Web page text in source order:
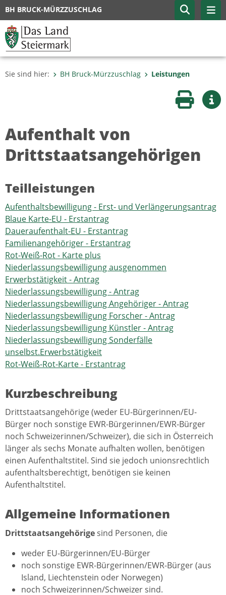
BH BRUCK-MÜRZZUSCHLAG
Sie sind hier: BH Bruck-Mürzzuschlag Leistungen
Seite
Aufenthalt von
Drittstaatsangehörigen
Teilleistungen
Aufenthaltsbewilligung - Erst- und Verlängerungsantrag
Blaue Karte-EU - Erstantrag
Daueraufenthalt-EU - Erstantrag
Familienangehöriger - Erstantrag
Rot-Weiß-Rot - Karte plus
Niederlassungsbewilligung ausgenommen
Erwerbstätigkeit - Antrag
Niederlassungsbewilligung - Antrag
Niederlassungsbewilligung Angehöriger - Antrag
Niederlassungsbewilligung Forscher - Antrag
Niederlassungsbewilligung Künstler - Antrag
Niederlassungsbewilligung Sonderfälle
unselbst.Erwerbstätigkeit
Rot-Weiß-Rot-Karte - Erstantrag
Kurzbeschreibung
Drittstaatsangehörige (weder EU-Bürgerinnen/EU-
Bürger noch sonstige EWR-Bürgerinnen/EWR-Bürger
noch Schweizerinnen/Schweizer), die sich in Österreich
länger als sechs Monate aufhalten wollen, benötigen
einen Aufenthaltstitel. Sind sie jedoch unionsrechtlich
aufenthaltsberechtigt, benötigen sie keinen
Aufenthaltstitel.
Allgemeine Informationen
Drittstaatsangehörigesind Personen, die
weder EU-Bürgerinnen/EU-Bürger
noch sonstige EWR-Bürgerinnen/EWR-Bürger (aus
Island, Liechtenstein oder Norwegen)
noch Schweizerinnen/Schweizer sind.